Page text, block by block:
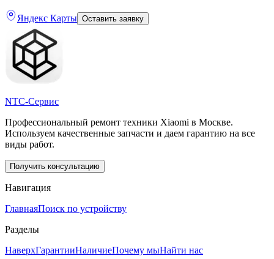
Яндекс Карты Оставить заявку
NTC-Сервис
Профессиональный ремонт техники Xiaomi в Москве.
Используем качественные запчасти и даем гарантию на все
виды работ.
Получить консультацию
Навигация
ГлавнаяПоиск по устройству
Разделы
НаверхГарантииНаличиеПочему мыНайти нас